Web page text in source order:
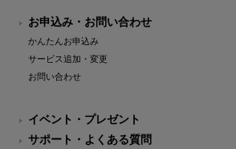
お申込み・お問い合わせ
かんたんお申込み
サービス追加・変更
お問い合わせ
イベント・プレゼント
サポート・よくある質問